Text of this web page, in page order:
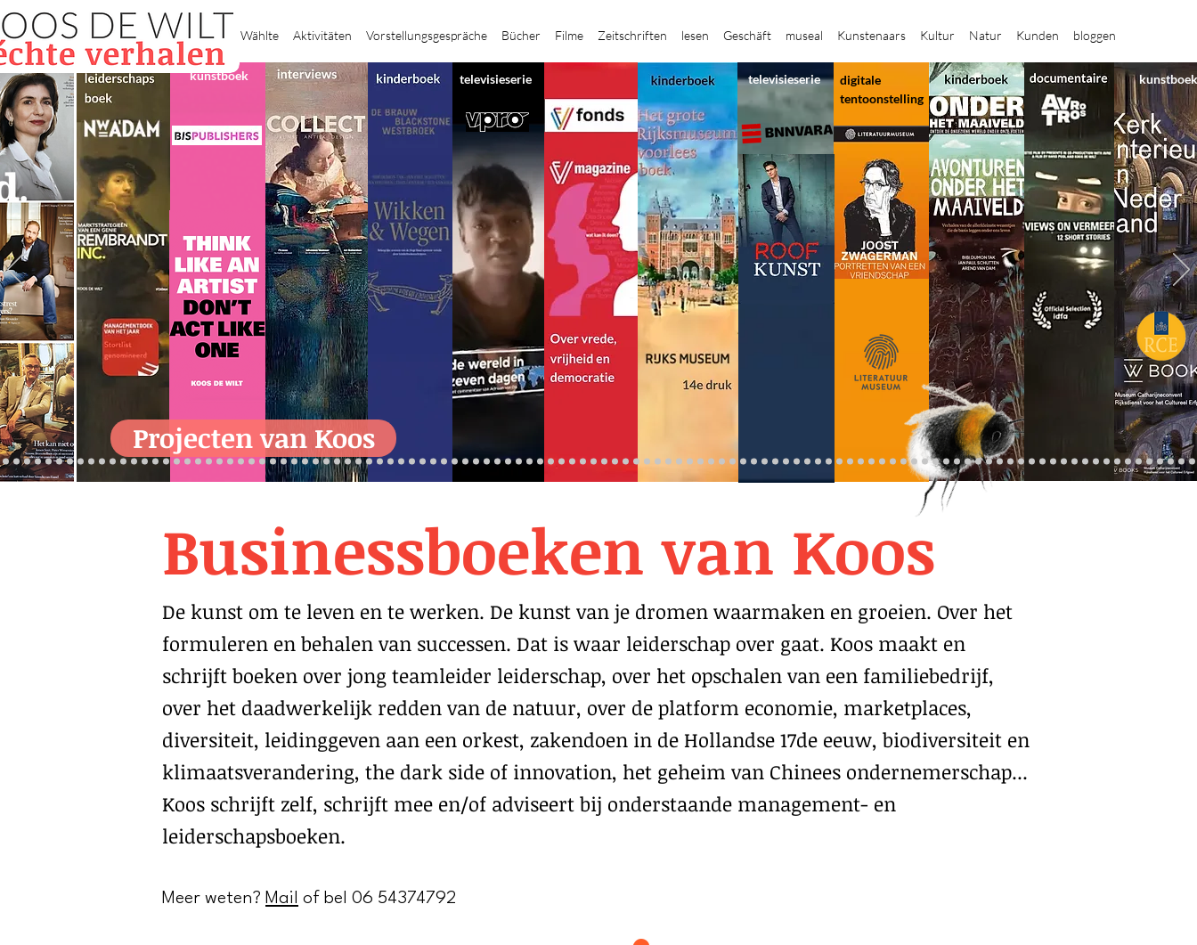
Heim Wählte Aktivitäten Vorstellungsgespräche Bücher Filme Zeitschriften lesen Geschäft museal Kunstenaars Kultur Natur Kunden bloggen
kunstboek televisieserie
Projecten van Koos
digitale
tentoonstelling
televisieserie kunstboek
Businessboeken van Koos
De kunst om te leven en te werken. De kunst van je dromen waarmaken en groeien. Over het
formuleren en behalen van successen. Dat is waar leiderschap over gaat. Koos maakt en
schrijft boeken over jong teamleider leiderschap, over het opschalen van een familiebedrijf,
over het daadwerkelijk redden van de natuur, over de platform economie, marketplaces,
diversiteit, leidinggeven aan een orkest, zakendoen in de Hollandse 17de eeuw, biodiversiteit en
klimaatsverandering, the dark side of innovation, het geheim van Chinees ondernemerschap...
Koos schrijft zelf, schrijft mee en/of adviseert bij onderstaande management- en
leiderschapsboeken.
Meer weten? Mail of bel 06 54374792